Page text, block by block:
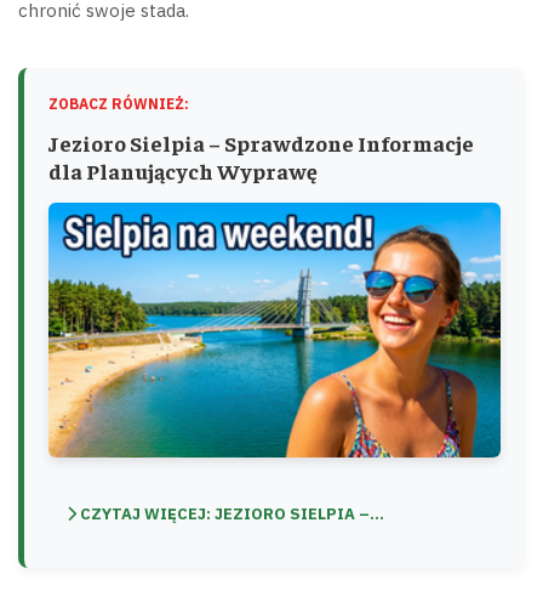
chronić swoje stada.
ZOBACZ RÓWNIEŻ:
Jezioro Sielpia – Sprawdzone Informacje
dla Planujących Wyprawę
CZYTAJ WIĘCEJ: JEZIORO SIELPIA –...